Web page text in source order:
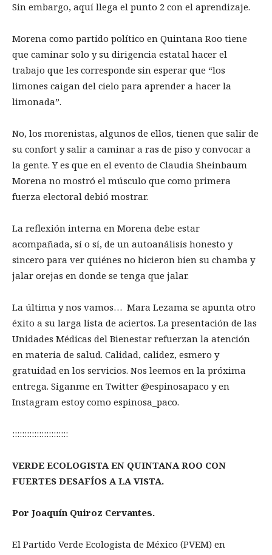
Sin embargo, aquí llega el punto 2 con el aprendizaje.
Morena como partido político en Quintana Roo tiene
que caminar solo y su dirigencia estatal hacer el
trabajo que les corresponde sin esperar que “los
limones caigan del cielo para aprender a hacer la
limonada”.
No, los morenistas, algunos de ellos, tienen que salir de
su confort y salir a caminar a ras de piso y convocar a
la gente. Y es que en el evento de Claudia Sheinbaum
Morena no mostró el músculo que como primera
fuerza electoral debió mostrar.
La reflexión interna en Morena debe estar
acompañada, sí o sí, de un autoanálisis honesto y
sincero para ver quiénes no hicieron bien su chamba y
jalar orejas en donde se tenga que jalar.
La última y nos vamos… Mara Lezama se apunta otro
éxito a su larga lista de aciertos. La presentación de las
Unidades Médicas del Bienestar refuerzan la atención
en materia de salud. Calidad, calidez, esmero y
gratuidad en los servicios. Nos leemos en la próxima
entrega. Siganme en Twitter @espinosapaco y en
Instagram estoy como espinosa_paco.
:::::::::::::::::::::::
VERDE ECOLOGISTA EN QUINTANA ROO CON
FUERTES DESAFÍOS A LA VISTA.
Por Joaquín Quiroz Cervantes.
El Partido Verde Ecologista de México (PVEM) en